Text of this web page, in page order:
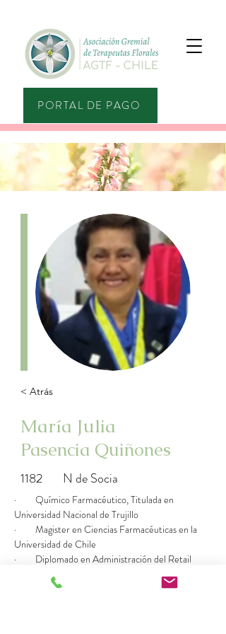
PORTAL DE PAGO
< Atrás
María Julia
Pasencia Quiñones
1182 N de Socia
· Químico Farmacéutico, Titulada en
Universidad Nacional de Trujillo
·         Magister en Ciencias Farmacéuticas en la
Universidad de Chile
·         Diplomado en Administración del Retail
Farmacéutico en la Universidad del Mar de
Valparaíso, Chile